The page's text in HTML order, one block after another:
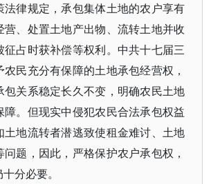
法律规定，承包集体土地的农户享有
营、处置土地产出物、流转土地并收
征占时获补偿等权利。中共十七届三
民充分有保障的土地承包经营权，
包关系稳定长久不变，明确农民土地
障。但现实中侵犯农民合法承包权益
土地流转者潜逃致使租金难讨、土地
题，因此，严格保护农户承包权，
分必要。